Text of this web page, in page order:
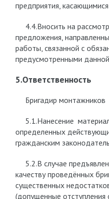
предприятия,
4.4.Вносить на
предложения,
работы, связанной с
предусмотренными
5.Ответственность
Бригадир монтажников
5.1.Нанесение
определенных
гражданским
5.2.В случае
качеству проведённых
существенных
(допущенные отступления